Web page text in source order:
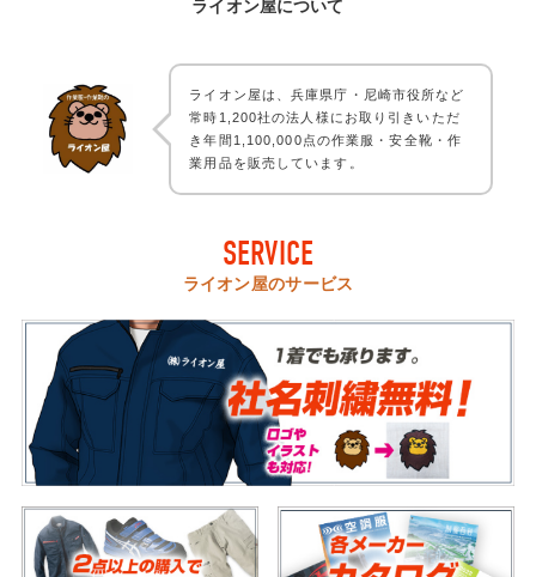
ライオン屋について
ライオン屋は、兵庫県庁・尼崎市役所など
常時1,200社の法人様にお取り引きいただ
き年間1,100,000点の作業服・安全靴・作
業用品を販売しています。
SERVICE
ライオン屋のサービス